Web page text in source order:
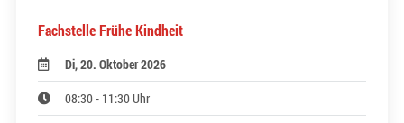
Fachstelle Frühe Kindheit
Di, 20. Oktober 2026
08:30 - 11:30 Uhr